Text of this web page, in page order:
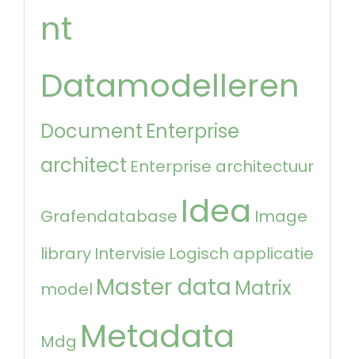
nt
Datamodelleren
Document Enterprise
architect Enterprise architectuur
Grafendatabase Idea Image
library Intervisie Logisch applicatie
model Master data Matrix
Mdg Metadata